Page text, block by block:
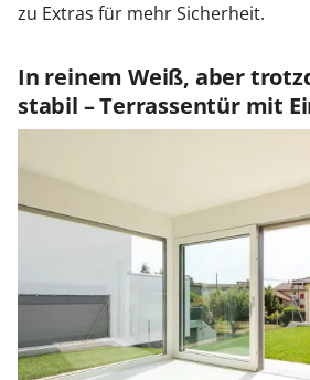
zu Extras für mehr Sicherheit.
In reinem Weiß, aber
stabil – Terrassentür mit